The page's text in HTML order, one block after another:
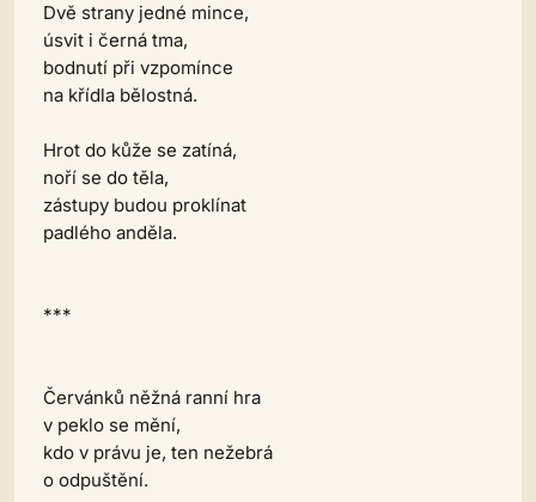
Dvě strany jedné mince,
úsvit i černá tma,
bodnutí při vzpomínce
na křídla bělostná.
Hrot do kůže se zatíná,
noří se do těla,
zástupy budou proklínat
padlého anděla.
***
Červánků něžná ranní hra
v peklo se mění,
kdo v právu je, ten nežebrá
o odpuštění.